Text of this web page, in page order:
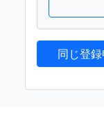
同じ登